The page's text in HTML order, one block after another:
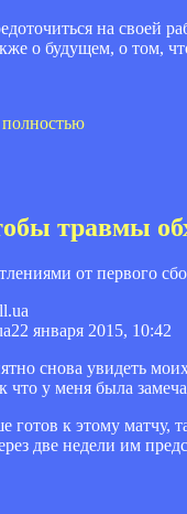
на своей
о будущем, о том,
полностью
травмы
от первого
22 января 2015, 10:42
снова увидеть
у меня была
готов к этому
две недели им